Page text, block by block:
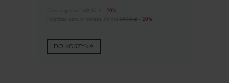
69,10 zł - 20%
69,10 zł - 20%
DO KOSZYKA